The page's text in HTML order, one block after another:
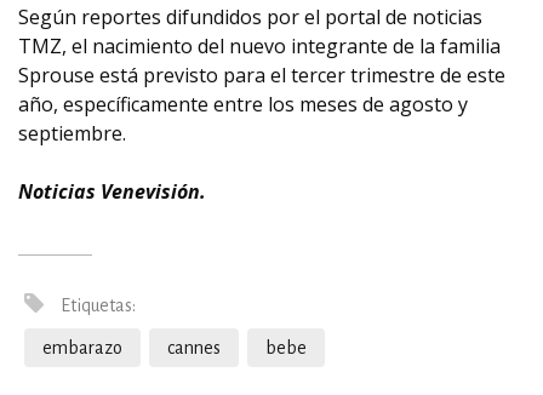
Según reportes difundidos por el portal de noticias
TMZ, el nacimiento del nuevo integrante de la familia
Sprouse está previsto para el tercer trimestre de este
año, específicamente entre los meses de agosto y
septiembre.
Noticias Venevisión.
Etiquetas:
embarazo cannes bebe